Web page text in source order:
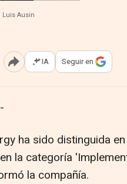
Ausin
Abrir opciones para
IA Seguir en
ha sido distinguida
la categoría
la compañía.